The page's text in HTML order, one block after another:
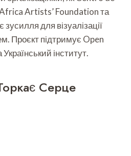
Artists’ Foundation та
зусилля для візуалізації
Проєкт підтримує Open
інститут.
Серце